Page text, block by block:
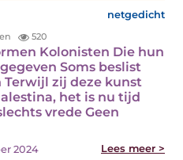
netgedicht
520
Kolonisten Die hun
Soms beslist
zij deze kunst
het is nu tijd
vrede Geen
2024 Lees meer >